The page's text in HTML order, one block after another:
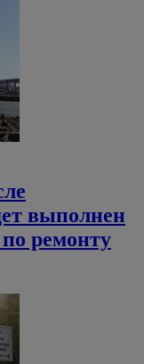
выполнен
ремонту